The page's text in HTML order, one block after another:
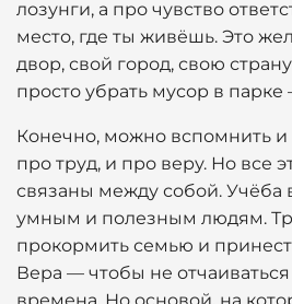
лозунги, а про чувство
место, где ты живёшь. Это
двор, свой город, свою
просто убрать мусор в парке
Конечно, можно вспомнить и
про труд, и про веру. Но все
связаны между собой. Учёба
умным и полезным людям.
прокормить семью и
Вера — чтобы не